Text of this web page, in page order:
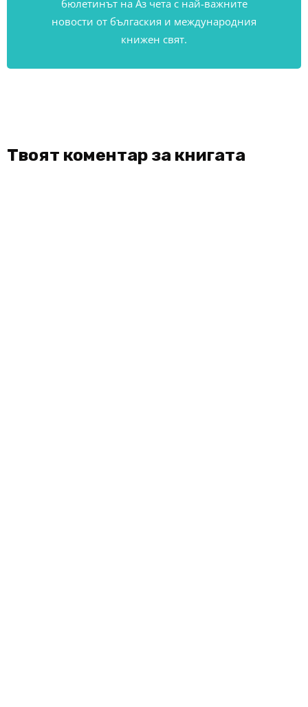
бюлетинът на Аз чета с най-важните
новости от бългаския и международния
книжен свят.
Твоят коментар за книгата